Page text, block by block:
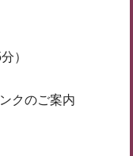
）
クのご案内